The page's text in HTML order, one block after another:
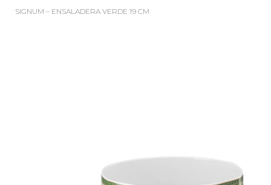
SIGNUM – ENSALADERA VERDE 19 CM